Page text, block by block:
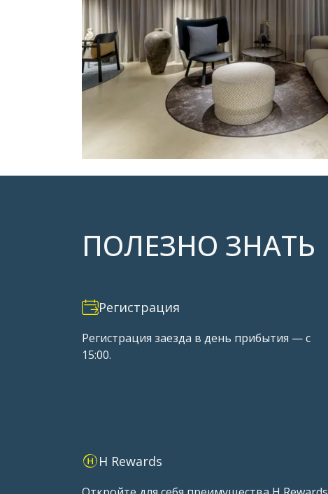
ПОЛЕЗНО ЗНАТЬ
Регистрация
Регистрация заезда в день прибытия — с
15:00.
H Rewards